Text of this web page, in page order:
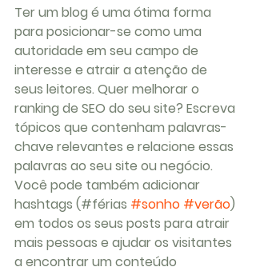
Ter um blog é uma ótima forma
para posicionar-se como uma
autoridade em seu campo de
interesse e atrair a atenção de
seus leitores. Quer melhorar o
ranking de SEO do seu site? Escreva
tópicos que contenham palavras-
chave relevantes e relacione essas
palavras ao seu site ou negócio.
Você pode também adicionar
hashtags (#férias #sonho #verão)
em todos os seus posts para atrair
mais pessoas e ajudar os visitantes
a encontrar um conteúdo